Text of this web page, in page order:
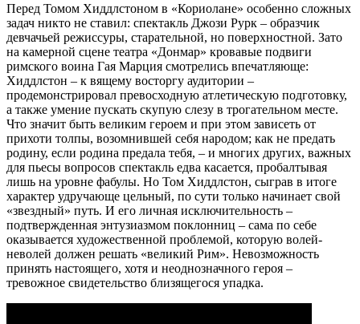
Перед Томом Хиддлстоном в «Кориолане» особенно сложных
задач никто не ставил: спектакль Джози Рурк – образчик
девчачьей режиссуры, старательной, но поверхностной. Зато
на камерной сцене театра «Донмар» кровавые подвиги
римского воина Гая Марция смотрелись впечатляюще:
Хиддлстон – к вящему восторгу аудитории –
продемонстрировал превосходную атлетическую подготовку,
а также умение пускать скупую слезу в трогательном месте.
Что значит быть великим героем и при этом зависеть от
прихоти толпы, возомнившей себя народом; как не предать
родину, если родина предала тебя, – и многих других, важных
для пьесы вопросов спектакль едва касается, пробалтывая
лишь на уровне фабулы. Но Том Хиддлстон, сыграв в итоге
характер удручающе цельный, по сути только начинает свой
«звездный» путь. И его личная исключительность –
подтвержденная энтузиазмом поклонниц – сама по себе
оказывается художественной проблемой, которую волей-
неволей должен решать «великий Рим». Невозможность
принять настоящего, хотя и неоднозначного героя –
тревожное свидетельство близящегося упадка.